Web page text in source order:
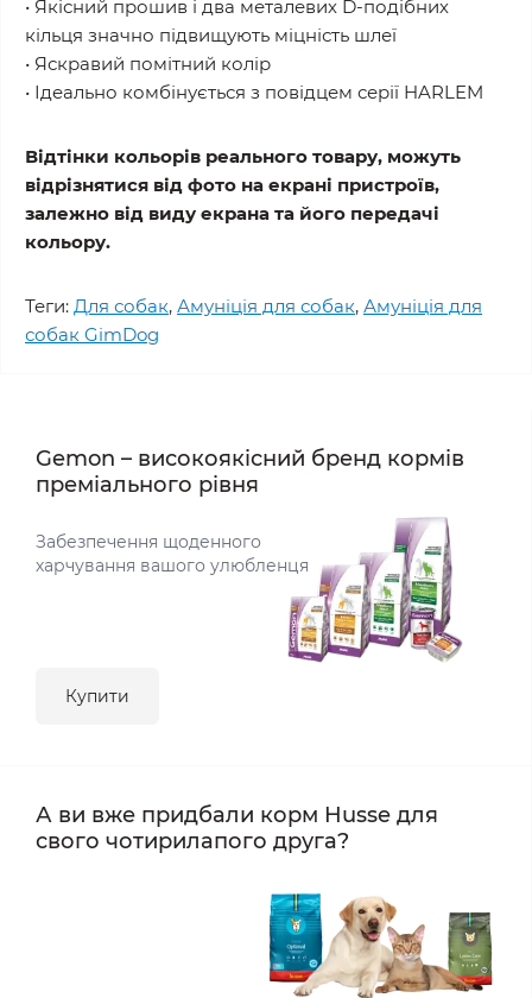
• Якісний прошив і два металевих D-подібних
кільця значно підвищують міцність шлеї
• Яскравий помітний колір
• Ідеально комбінується з повідцем серії HARLEM
Відтінки кольорів реального товару, можуть
відрізнятися від фото на екрані пристроїв,
залежно від виду екрана та його передачі
кольору.
Теги: Для собак, Амуніція для собак, Амуніція для
собак GimDog
Gemon – високоякісний бренд кормів
преміального рівня
Забезпечення щоденного
харчування вашого улюбленця
Купити
А ви вже придбали корм Husse для
свого чотирилапого друга?